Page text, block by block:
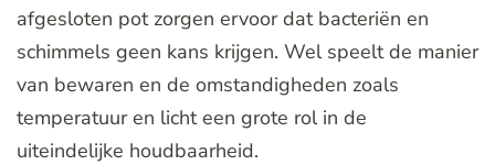
afgesloten pot zorgen ervoor dat bacteriën en
schimmels geen kans krijgen. Wel speelt de manier
van bewaren en de omstandigheden zoals
temperatuur en licht een grote rol in de
uiteindelijke houdbaarheid.